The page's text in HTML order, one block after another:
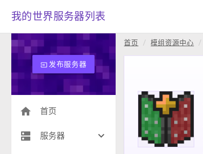
我的世界服务器列表
input发布服务器
home 首页
dns 服务器 keyboard_arrow_down
首页 模组资源中心